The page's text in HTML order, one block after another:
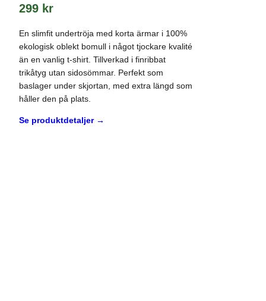
299 kr
En slimfit undertröja med korta ärmar i 100%
ekologisk oblekt bomull i något tjockare kvalité
än en vanlig t-shirt. Tillverkad i finribbat
trikåtyg utan sidosömmar. Perfekt som
baslager under skjortan, med extra längd som
håller den på plats.
Se produktdetaljer →